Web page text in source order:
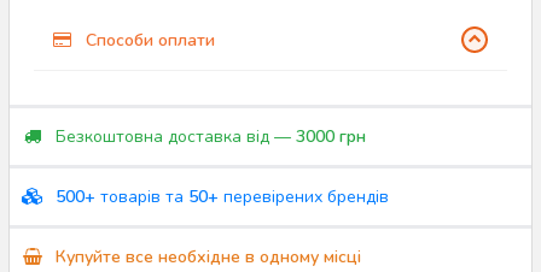
Способи оплати
Безкоштовна доставка від — 3000 грн
500+ товарів та 50+ перевірених брендів
Купуйте все необхідне в одному місці